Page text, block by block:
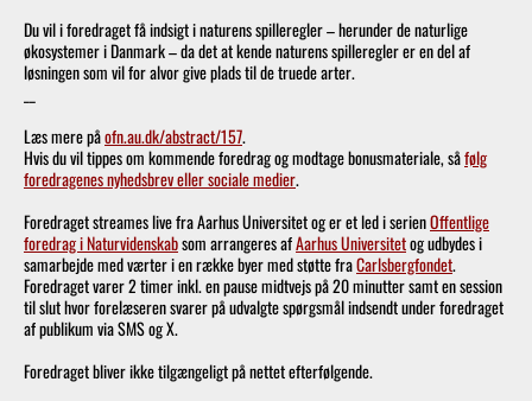
Du vil i foredraget få indsigt i naturens spilleregler – herunder de naturlige
økosystemer i Danmark – da det at kende naturens spilleregler er en del af
løsningen som vil for alvor give plads til de truede arter.
Læs mere påofn.au.dk/abstract/157.
Hvis du vil tippes om kommende foredrag og modtage bonusmateriale, såfølg
foredragenes nyhedsbrev eller sociale medier.
Foredraget streames live fra Aarhus Universitet og er et led i serienOffentlige
foredrag i Naturvidenskabsom arrangeres afAarhus Universitetog udbydes i
samarbejde med værter i en række byer med støtte fraCarlsbergfondet.
Foredraget varer 2 timer inkl. en pause midtvejs på 20 minutter samt en session
til slut hvor forelæseren svarer på udvalgte spørgsmål indsendt under foredraget
af publikum via SMS og X.
Foredraget bliver ikke tilgængeligt på nettet efterfølgende.